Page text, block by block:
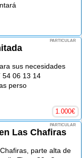
PARTICULAR
sus necesidades
54 06 13 14
perso
1.000€
PARTICULAR
Las Chafiras
parte alta de